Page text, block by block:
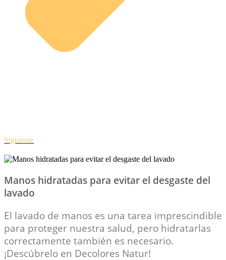
Siguiente
Manos hidratadas para evitar el desgaste del
lavado
El lavado de manos es una tarea imprescindible
para proteger nuestra salud, pero hidratarlas
correctamente también es necesario.
¡Descúbrelo en Decolores Natur!